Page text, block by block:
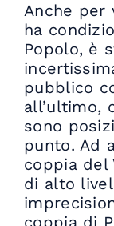
Anche per
ha
Popolo, è
pubblico
all’ultimo,
sono
punto. Ad
coppia del
di alto
coppia di